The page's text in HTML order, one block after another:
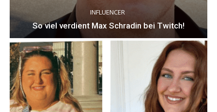
INFLUENCER
So viel verdient Max Schradin bei Twitch!